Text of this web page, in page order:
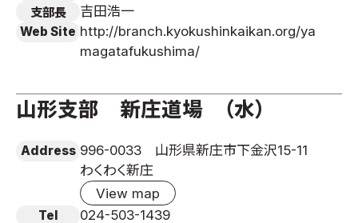
支部長 吉田浩一
Web Site http://branch.kyokushinkaikan.org/ya
magatafukushima/
山形支部 新庄道場 （水）
Address 996-0033 山形県新庄市下金沢15-11
わくわく新庄
View map
Tel 024-503-1439